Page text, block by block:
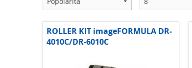
ROLLER KIT imageFORMULA DR-
4010C/DR-6010C